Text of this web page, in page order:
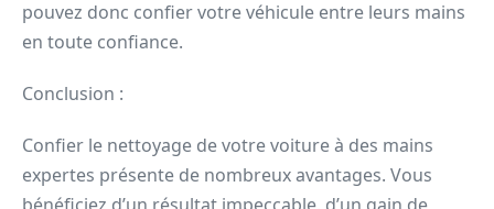
pouvez donc confier votre véhicule entre leurs mains
en toute confiance.
Conclusion :
Confier le nettoyage de votre voiture à des mains
expertes présente de nombreux avantages. Vous